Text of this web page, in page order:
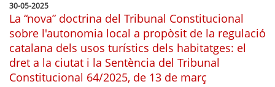
30-05-2025
La “nova” doctrina del Tribunal Constitucional
sobre l'autonomia local a propòsit de la regulació
catalana dels usos turístics dels habitatges: el
dret a la ciutat i la Sentència del Tribunal
Constitucional 64/2025, de 13 de març